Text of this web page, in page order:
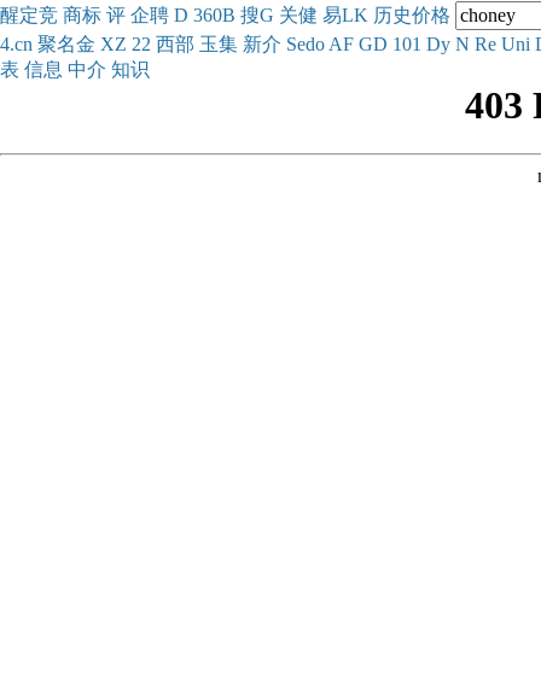
醒定竞 商标 评 企聘 D 360B 搜G 关健 易LK 历史价格
4.cn 聚名金 XZ 22 西部 玉集 新介 Sedo AF GD 101 Dy N Re Uni
表 信息 中介 知识